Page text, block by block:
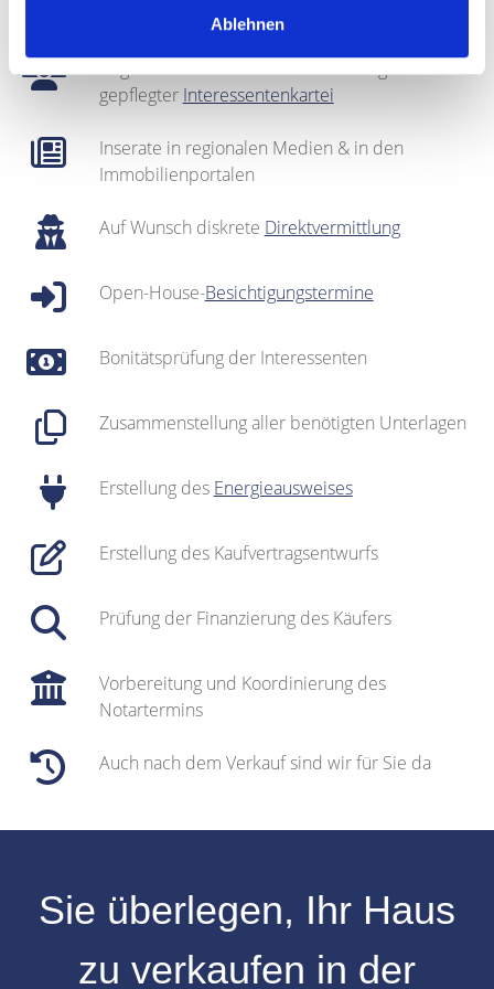
Ablehnen
Regionales Netzwerk inklusive sehr gut
gepflegter Interessentenkartei
Inserate in regionalen Medien & in den
Immobilienportalen
Auf Wunsch diskrete Direktvermittlung
Open-House-Besichtigungstermine
Bonitätsprüfung der Interessenten
Zusammenstellung aller benötigten Unterlagen
Erstellung des Energieausweises
Erstellung des Kaufvertragsentwurfs
Prüfung der Finanzierung des Käufers
Vorbereitung und Koordinierung des
Notartermins
Auch nach dem Verkauf sind wir für Sie da
Sie überlegen, Ihr Haus
zu verkaufen in der